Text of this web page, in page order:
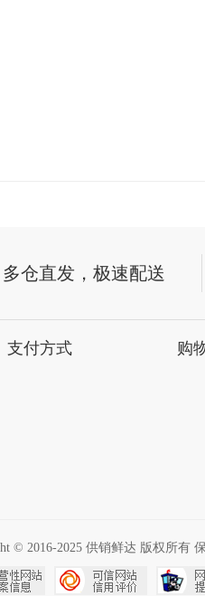
多仓直发，极速配送
支付方式 购
© 2016-2025 供销鲜达 版权所有